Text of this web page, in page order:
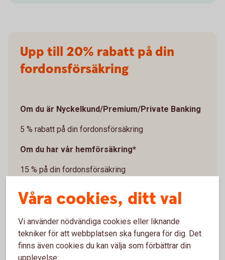
Upp till 20% rabatt på din
fordonsförsäkring
Om du är Nyckelkund/Premium/Private Banking
5 % rabatt på din fordonsförsäkring
Om du har vår hemförsäkring*
15 % på din fordonsförsäkring
Exempel: Som Nyckelkund med hemförsäkring får
du 20 % rabatt på försäkringen för bil, lätt lastbil och
inloggad i internetbank eller app och klickar på ”Se
pris”.
Våra cookies, ditt val
Vi använder nödvändiga cookies eller liknande
tekniker för att webbplatsen ska fungera för dig. Det
finns även cookies du kan välja som förbättrar din
upplevelse: